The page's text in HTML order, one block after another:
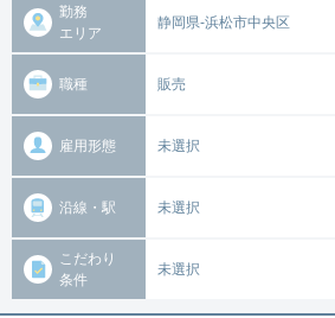
勤務
エリア
静岡県-浜松市中央区
職種 販売
雇用形態 未選択
沿線・駅 未選択
こだわり
条件
未選択